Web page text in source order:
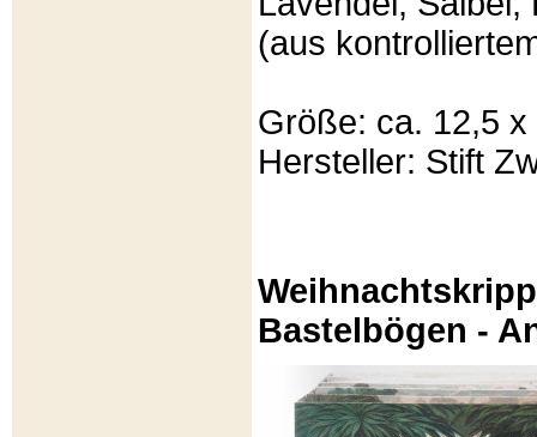
(aus
Größe: ca. 12,5 x
Hersteller: Stift
Bastelbögen -